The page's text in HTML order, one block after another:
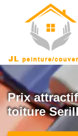
Prix
toiture